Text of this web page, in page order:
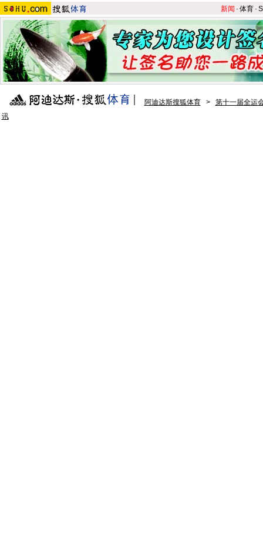
新闻 -体育-S
阿迪达斯搜狐体育 >
第十一届全运
讯